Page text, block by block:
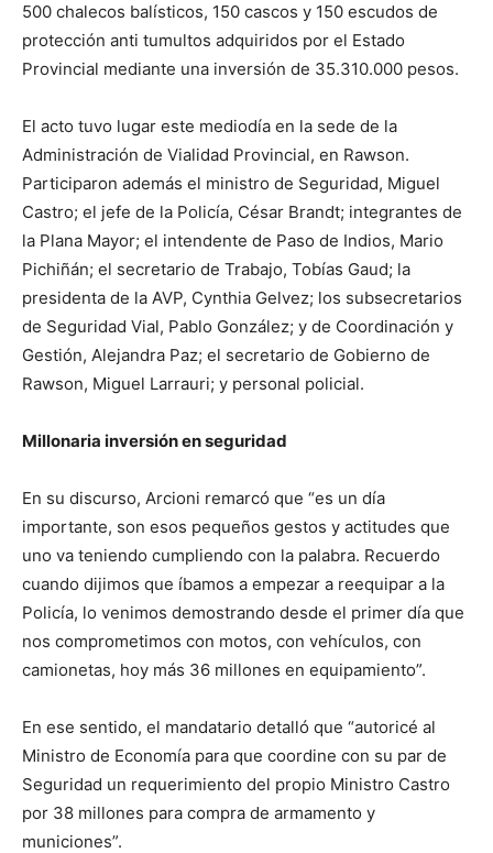
500 chalecos balísticos, 150 cascos y 150 escudos de
protección anti tumultos adquiridos por el Estado
Provincial mediante una inversión de 35.310.000 pesos.
El acto tuvo lugar este mediodía en la sede de la
Administración de Vialidad Provincial, en Rawson.
Participaron además el ministro de Seguridad, Miguel
Castro; el jefe de la Policía, César Brandt; integrantes de
la Plana Mayor; el intendente de Paso de Indios, Mario
Pichiñán; el secretario de Trabajo, Tobías Gaud; la
presidenta de la AVP, Cynthia Gelvez; los subsecretarios
de Seguridad Vial, Pablo González; y de Coordinación y
Gestión, Alejandra Paz; el secretario de Gobierno de
Rawson, Miguel Larrauri; y personal policial.
Millonaria inversión en seguridad
En su discurso, Arcioni remarcó que “es un día
importante, son esos pequeños gestos y actitudes que
uno va teniendo cumpliendo con la palabra. Recuerdo
cuando dijimos que íbamos a empezar a reequipar a la
Policía, lo venimos demostrando desde el primer día que
nos comprometimos con motos, con vehículos, con
camionetas, hoy más 36 millones en equipamiento”.
En ese sentido, el mandatario detalló que “autoricé al
Ministro de Economía para que coordine con su par de
Seguridad un requerimiento del propio Ministro Castro
por 38 millones para compra de armamento y
municiones”.